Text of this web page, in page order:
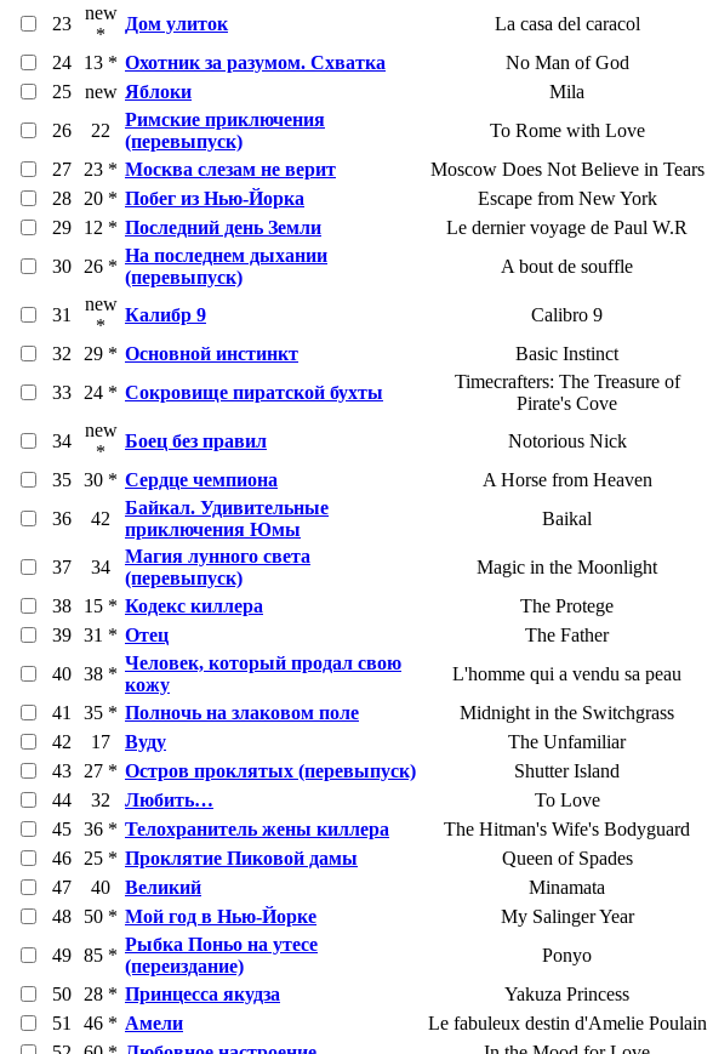
23
new
*
Дом улиток La casa del caracol
24
13 * Охотник за разумом. Схватка No Man of God
25
new Яблоки Mila
26
22
Римские приключения
(перевыпуск)
To Rome with Love
27
23 * Москва слезам не верит Moscow Does Not Believe in Tears
28
20 * Побег из Нью-Йорка Escape from New York
29
12 * Последний день Земли Le dernier voyage de Paul W.R
30
26 *
На последнем дыхании
(перевыпуск)
A bout de souffle
31
new
*
Калибр 9 Calibro 9
32
29 * Основной инстинкт Basic Instinct
33
24 * Сокровище пиратской бухты
Timecrafters: The Treasure of
Pirate's Cove
34
new
*
Боец без правил Notorious Nick
35 30 * Сердце чемпиона A Horse from Heaven
36
42
Байкал. Удивительные
приключения Юмы
Baikal
37 34
Магия лунного света
(перевыпуск)
Magic in the Moonlight
38
15 * Кодекс киллера The Protege
39 31 * Отец The Father
40 38 *
Человек, который продал свою
кожу
L'homme qui a vendu sa peau
41
35 * Полночь на злаковом поле Midnight in the Switchgrass
42
17 Вуду The Unfamiliar
43
27 * Остров проклятых (перевыпуск) Shutter Island
44
32 Любить… To Love
45 36 * Телохранитель жены киллера The Hitman's Wife's Bodyguard
46
25 * Проклятие Пиковой дамы Queen of Spades
47
40 Великий Minamata
48
50 * Мой год в Нью-Йорке My Salinger Year
49 85 *
Рыбка Поньо на утесе
(переиздание)
Ponyo
50
28 * Принцесса якудза Yakuza Princess
51
46 * Амели Le fabuleux destin d'Amelie Poulain